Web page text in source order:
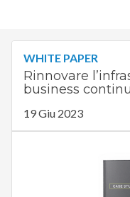
WHITE PAPER
Rinnovare
business
19 Giu 2023